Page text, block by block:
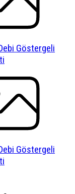
Göstergeli
Göstergeli